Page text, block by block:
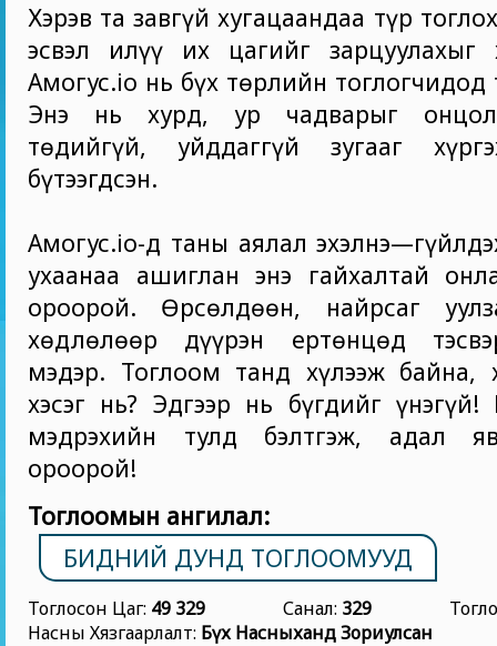
Хэрэв та завгүй хугацаандаа түр
эсвэл илүү их цагийг зарцуулахыг
Амогус.io нь бүх төрлийн
Энэ нь хурд, ур чадварыг
төдийгүй, уйддаггүй зугааг
бүтээгдсэн.
Амогус.io-д таны аялал
ухаанаа ашиглан энэ гайхалтай
ороорой. Өрсөлдөөн, найрсаг
хөдлөлөөр дүүрэн ертөнцөд
мэдэр. Тоглоом танд хүлээж байна,
хэсэг нь? Эдгээр нь бүгдийг үнэгүй!
мэдрэхийн тулд бэлтгэж, адал
ороорой!
Тоглоомын ангилал:
БИДНИЙ ДУНД ТОГЛООМУУД
Тоглосон Цаг: 49 329 Санал: 329
Насны Хязгаарлалт: Бүх Насныханд Зориулсан